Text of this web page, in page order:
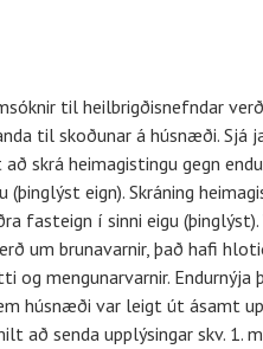
til heilbrigðisnefndar
til skoðunar á húsnæði. Sjá
skrá heimagistingu gegn
eign). Skráning
fasteign í sinni eigu
brunavarnir, það hafi
Endurnýja
húsnæði var leigt út ásamt
að senda upplýsingar skv. 1.